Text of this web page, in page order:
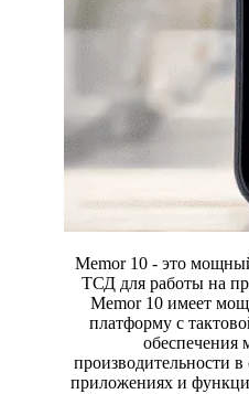
Memor 10 - это
ТСД для работы на
Memor 10 имеет
платформу с
обеспечения
производительности
приложениях и